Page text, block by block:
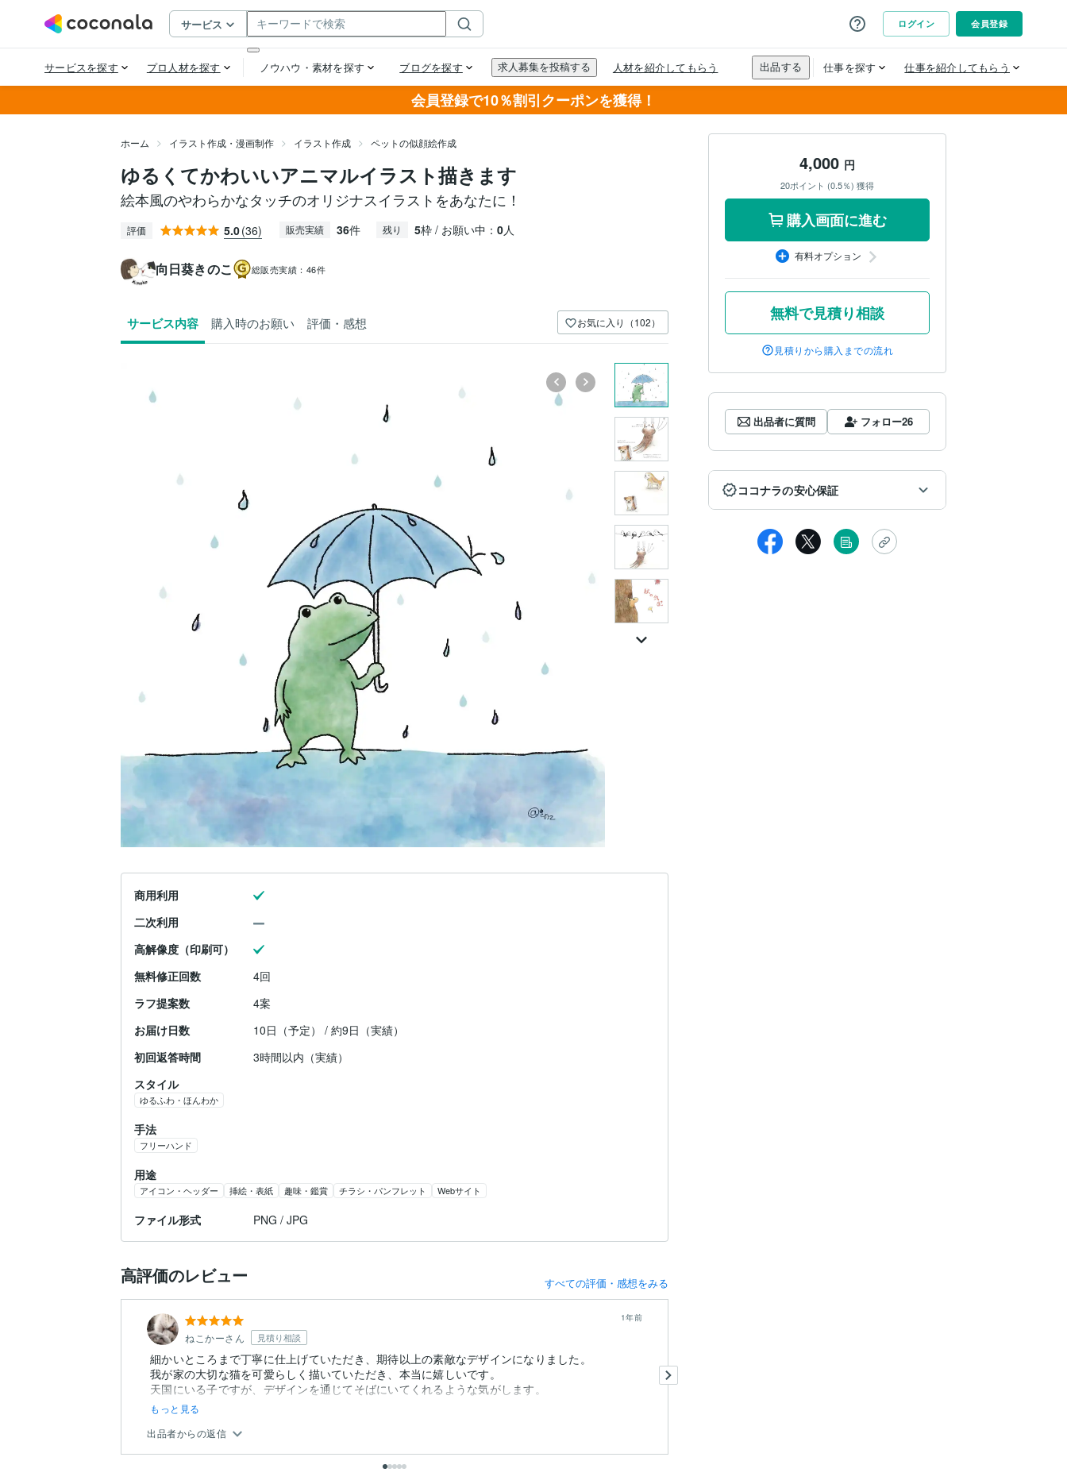
会員登録で10％割引クーポンを獲得！
ホーム イラスト作成・漫画制作 イラスト作成 ペットの似顔絵作成
ゆるくてかわいいアニマルイラスト描きます
絵本風のやわらかなタッチのオリジナスイラストをあなたに！
評価 5.0(36) 販売実績 36件 残り 5枠 / お願い中： 0人
向日葵きのこ 総販売実績： 46件
サービス内容 購入時のお願い 評価・感想 お気に入り（102）
商用利用
二次利用
高解像度（印刷可）
無料修正回数
4回
ラフ提案数
4案
お届け日数
10日（予定） / 約9日（実績）
初回返答時間
3時間以内（実績）
スタイル
ゆるふわ・ほんわか
手法
フリーハンド
用途
アイコン・ヘッダー 挿絵・表紙 趣味・鑑賞 チラシ・パンフレット Webサイト
ファイル形式 PNG / JPG
高評価のレビュー すべての評価・感想をみる
ねこかーさん 見積り相談
1年前
細かいところまで丁寧に仕上げていただき、期待以上の素敵なデザインになりました。
我が家の大切な猫を可愛らしく描いていただき、本当に嬉しいです。
天国にいる子ですが、デザインを通じてそばにいてくれるような気がします。
もっと見る
出品者からの返信
4,000 円
20ポイント (0.5％) 獲得
購入画面に進む
有料オプション
無料で見積り相談
見積りから購入までの流れ
出品者に質問 フォロー26
ココナラの安心保証